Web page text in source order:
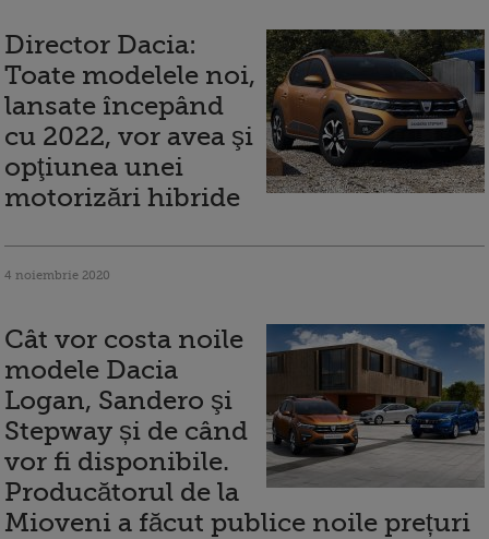
Director Dacia:
Toate modelele noi,
lansate începând
cu 2022, vor avea şi
opţiunea unei
motorizări hibride
4 noiembrie 2020
Cât vor costa noile
modele Dacia
Logan, Sandero şi
Stepway și de când
vor fi disponibile.
Producătorul de la
Mioveni a făcut publice noile prețuri